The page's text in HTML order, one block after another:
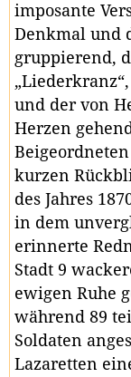
imposante
Denkmal und
gruppierend,
und der von
Herzen
kurzen
des Jahres
in dem
erinnerte
Stadt 9
ewigen Ruhe
während 89
Soldaten
Lazaretten